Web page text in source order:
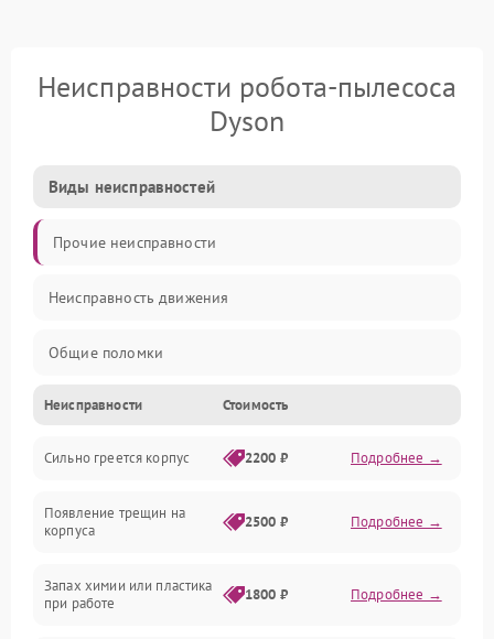
Неисправности робота-пылесоса
Dyson
Виды неисправностей
Прочие неисправности
Неисправность движения
Общие поломки
Неисправность датчиков
Неисправность программного обеспечения
Проблемы с сигналом
Неисправности Стоимость
Сильно греется корпус 2200 ₽ Подробнее →
Появление трещин на
корпуса
2500 ₽ Подробнее →
Запах химии или пластика
при работе
1800 ₽ Подробнее →